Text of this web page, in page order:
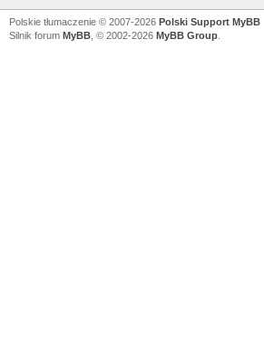
Polskie tłumaczenie © 2007-2026 Polski Support MyBB
Silnik forum MyBB , © 2002-2026 MyBB Group